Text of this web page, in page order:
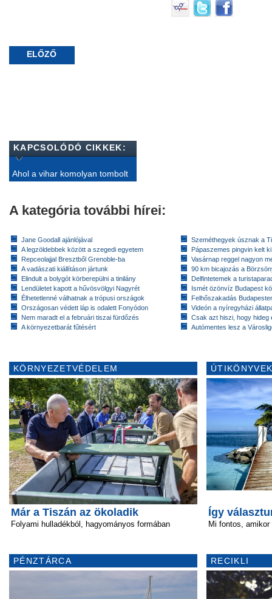
ELŐZŐ
KAPCSOLÓDÓ CIKKEK:
Ahol a vihar komolyan tombolt
A kategória további hírei:
Jane Goodall ajánlójával
A legzöldebbek között a szegedi egyetem
Repceolajjal Bresztből Grenoble-ba
A vadászati kiállításon jártunk
Elindult a bolygót körberepülni a tinilány
Lendületet kapott a hűvösvölgyi Nagyrét
Élhetetlenné válhatnak a trópusi országok
Országosan védett láp is odalett Fonyódon
Nem maradt el a februári tiszai fürdőzés
A környezetbarát fűtésért
Szeméthegyek úsznak a
Pápaszemes pingvin kelt
Vasárnap reggel nagyon
90 km bicajozás a
Delfintetemek a
Ismét özönvíz Budapest
Felhőszakadás
Videón a nyíregyházi
Csak azt hiszi, hogy hideg
Autómentes lesz a
KÖRNYEZETVÉDELEM
Már a Tiszán az ökoladik
Folyami hulladékból, hagyományos formában
PÉNZTÁRCA
Így
Mi fontos,
RECIKLI